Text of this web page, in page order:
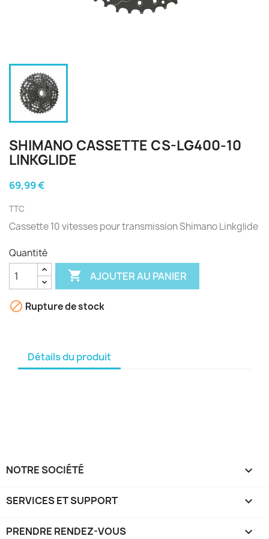
SHIMANO CASSETTE CS-LG400-10
LINKGLIDE
69,99 €
TTC
Cassette 10 vitesses pour transmission Shimano Linkglide
Quantité
 AJOUTER AU PANIER
 Rupture de stock
Détails du produit
NOTRE SOCIÉTÉ 
SERVICES ET SUPPORT 
PRENDRE RENDEZ-VOUS 